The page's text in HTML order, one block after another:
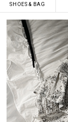
SHOES & BAG